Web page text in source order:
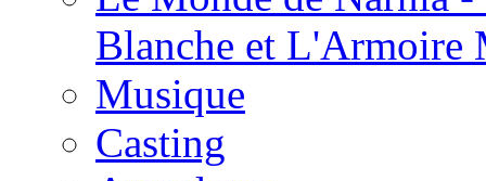
Blanche et L'Armoire
Musique
Casting